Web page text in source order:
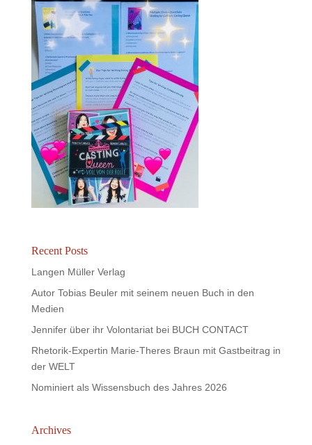
Recent Posts
Langen Müller Verlag
Autor Tobias Beuler mit seinem neuen Buch in den
Medien
Jennifer über ihr Volontariat bei BUCH CONTACT
Rhetorik-Expertin Marie-Theres Braun mit Gastbeitrag in
der WELT
Nominiert als Wissensbuch des Jahres 2026
Archives